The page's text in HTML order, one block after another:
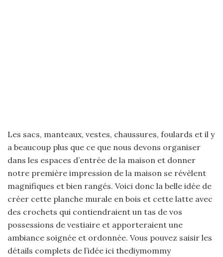
Les sacs, manteaux, vestes, chaussures, foulards et il y
a beaucoup plus que ce que nous devons organiser
dans les espaces d’entrée de la maison et donner
notre première impression de la maison se révèlent
magnifiques et bien rangés. Voici donc la belle idée de
créer cette planche murale en bois et cette latte avec
des crochets qui contiendraient un tas de vos
possessions de vestiaire et apporteraient une
ambiance soignée et ordonnée. Vous pouvez saisir les
détails complets de l’idée ici thediymommy